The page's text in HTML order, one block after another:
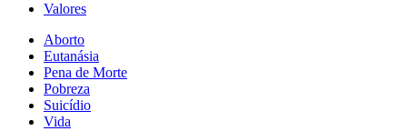
Valores
Aborto
Eutanásia
Pena de Morte
Pobreza
Suicídio
Vida